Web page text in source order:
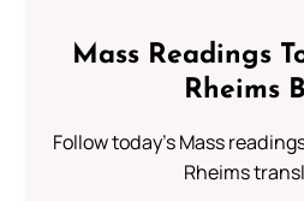
Mass Readings
Rheims
Follow today's Mass
Rheims